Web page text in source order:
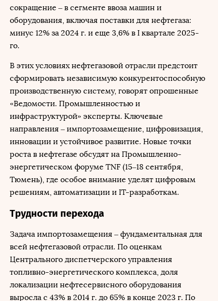
сокращение – в сегменте ввоза машин и
оборудования, включая поставки для нефтегаза:
минус 12% за 2024 г. и еще 3,6% в I квартале 2025-
го.
В этих условиях нефтегазовой отрасли предстоит
сформировать независимую конкурентоспособную
производственную систему, говорят опрошенные
«Ведомости. Промышленностью и
инфраструктурой» эксперты. Ключевые
направления – импортозамещение, цифровизация,
инновации и устойчивое развитие. Новые точки
роста в нефтегазе обсудят на Промышленно-
энергетическом форуме TNF (15–18 сентября,
Тюмень), где особое внимание уделят цифровым
решениям, автоматизации и IT-разработкам.
Трудности перехода
Задача импортозамещения – фундаментальная для
всей нефтегазовой отрасли. По оценкам
Центрального диспетчерского управления
топливно-энергетического комплекса, доля
локализации нефтесервисного оборудования
выросла с 43% в 2014 г. до 65% в конце 2023 г. По